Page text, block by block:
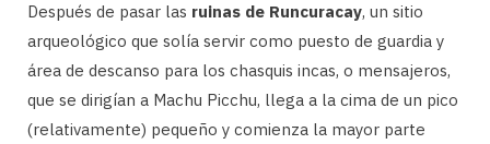
Después de pasar las ruinas de Runcuracay, un sitio
arqueológico que solía servir como puesto de guardia y
área de descanso para los chasquis incas, o mensajeros,
que se dirigían a Machu Picchu, llega a la cima de un pico
(relativamente) pequeño y comienza la mayor parte